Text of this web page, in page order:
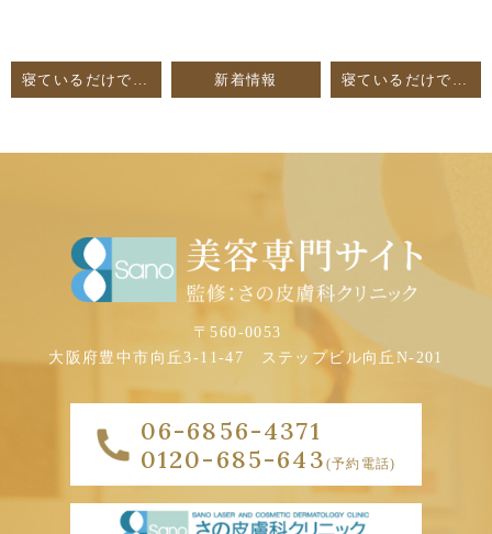
寝ているだけでセルライト除去【セルトーン】 新着情報 寝ているだけで、部分痩せが出来る医療用痩身機器
〒560-0053
大阪府豊中市向丘3-11-47 ステップビル向丘N-201
06-6856-4371
0120-685-643 (予約電話)